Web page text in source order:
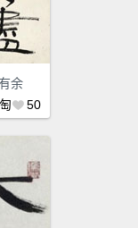
余
50